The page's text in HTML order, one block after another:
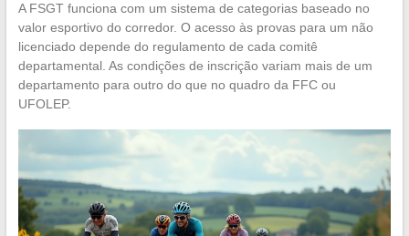
A FSGT funciona com um sistema de categorias baseado no
valor esportivo do corredor. O acesso às provas para um não
licenciado depende do regulamento de cada comitê
departamental. As condições de inscrição variam mais de um
departamento para outro do que no quadro da FFC ou
UFOLEP.